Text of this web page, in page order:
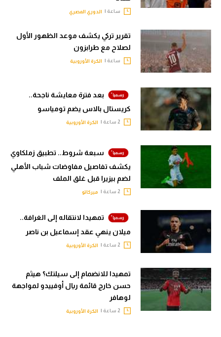
ساعة | الدوري المصري
تقرير تركي يكشف موعد الظهور الأول
لصلاح مع طرابزون
ساعة | الكرة الأوروبية
بعد فترة معايشة ناجحة..
كريستال بالاس يضم تومياسو
الكرة الأوروبية
سبعة شروط.. تطبيق زملكاوي
يكشف تفاصيل مفاوضات شباب الأهلي
لضم بيزيرا قبل غلق الملف
ميركاتو
تمهيدا لانتقاله إلى الغرافة..
ميلان ينهي عقد إسماعيل بن ناصر
الكرة الأوروبية
تمهيدا للانضمام إلى سيلتك؟ هيثم
حسن خارج قائمة ريال أوفييدو لمواجهة
لوهافر
الكرة الأوروبية